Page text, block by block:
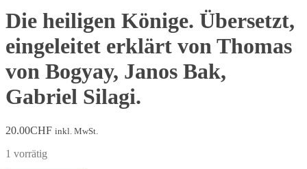
Die heiligen Könige. Übersetzt,
eingeleitet erklärt von Thomas
von Bogyay, Janos Bak,
Gabriel Silagi.
20.00CHF inkl. MwSt.
1 vorrätig